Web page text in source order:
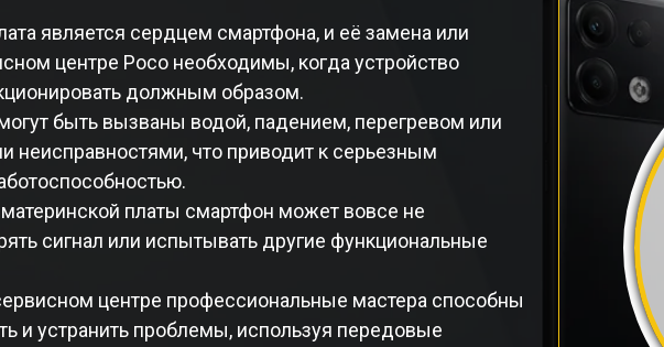
является сердцем смартфона, и её замена или
центре Poco необходимы, когда устройство
должным образом.
быть вызваны водой, падением, перегревом или
неисправностями, что приводит к серьезным
платы смартфон может вовсе не
сигнал или испытывать другие функциональные
центре профессиональные мастера способны
и устранить проблемы, используя передовые